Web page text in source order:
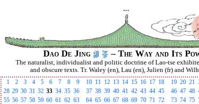
...
Dao De Jing – The Way and Its
The naturalist, individualist and politic doctrine of Lao-tse
and obscure texts. Tr. Waley (en), Lau (en), Julien (fr) and
1
2 3 4 5 6 7 8 9 10 11 12 13 14 15 16 17 18 19 20 21
28 29 30 31 32 33 34 35 36 37 38 39 40 41 42 43 44 45 46 47 48
55 56 57 58 59 60 61 62 63 64 65 66 67 68 69 70 71 72 73 74 75